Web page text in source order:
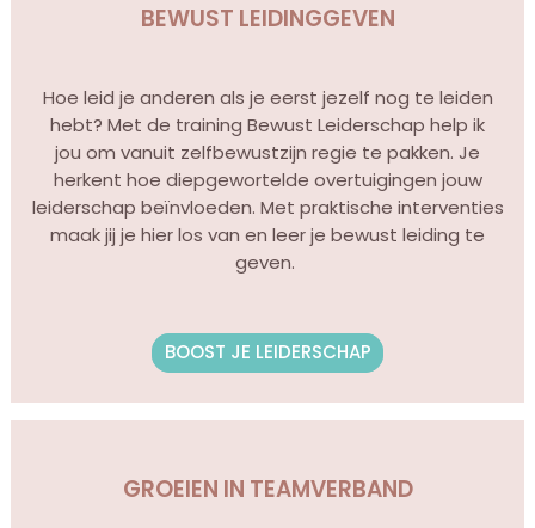
BEWUST LEIDINGGEVEN
Hoe leid je anderen als je eerst jezelf nog te leiden
hebt? Met de training Bewust Leiderschap help ik
jou om vanuit zelfbewustzijn regie te pakken. Je
herkent hoe diepgewortelde overtuigingen jouw
leiderschap beïnvloeden. Met praktische interventies
maak jij je hier los van en leer je bewust leiding te
geven.
BOOST JE LEIDERSCHAP
GROEIEN IN TEAMVERBAND